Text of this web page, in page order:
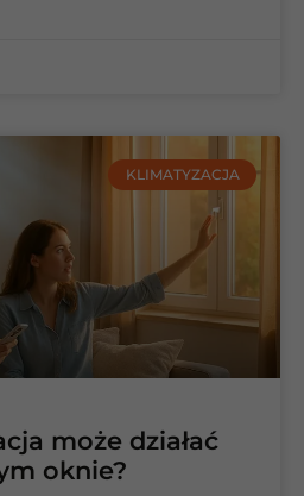
KLIMATYZACJA
może działać
oknie?